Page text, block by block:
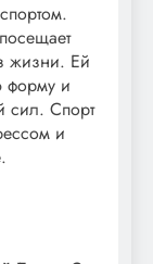
жизни. Ей
форму и
сил. Спорт
и